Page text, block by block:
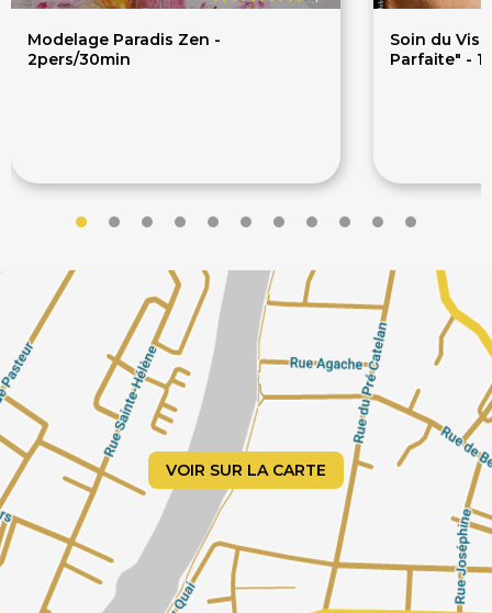
Spa Privatif
Modelage Paradis Zen -
2pers/30min
Soin du
Parfaite" -
VOIR SUR LA CARTE